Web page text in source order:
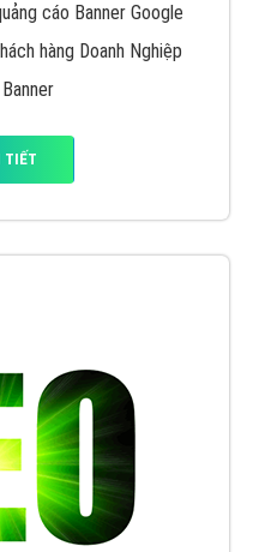
cáo Banner Google
hàng Doanh Nghiệp
TIẾT